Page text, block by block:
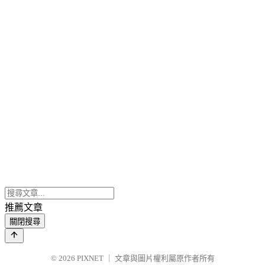
推薦文章
關閉搜尋
© 2026 PIXNET 文章與圖片權利屬原作者所有